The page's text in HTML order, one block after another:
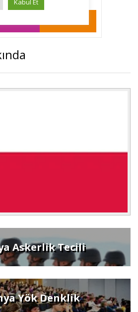
Askerlik Tecili
Yök Denklik